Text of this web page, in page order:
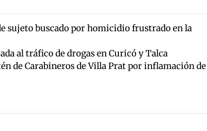
sujeto buscado por homicidio frustrado en la
al tráfico de drogas en Curicó y Talca
de Carabineros de Villa Prat por inflamación de